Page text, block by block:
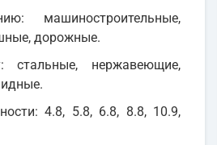
машиностроительные,
дорожные.
стальные, нержавеющие,
4.8, 5.8, 6.8, 8.8, 10.9,